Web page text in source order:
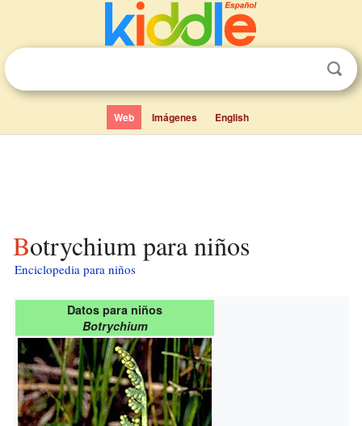
Web Imágenes English
Botrychium para niños
Enciclopedia para niños
Datos para niños
Botrychium